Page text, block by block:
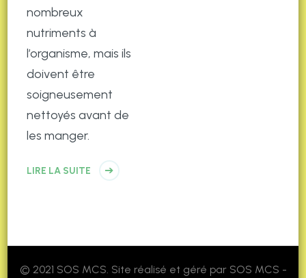
nombreux
nutriments à
l’organisme, mais ils
doivent être
soigneusement
nettoyés avant de
les manger.
LIRE LA SUITE
© 2021 SOS MCS. Site réalisé et géré par SOS MCS -